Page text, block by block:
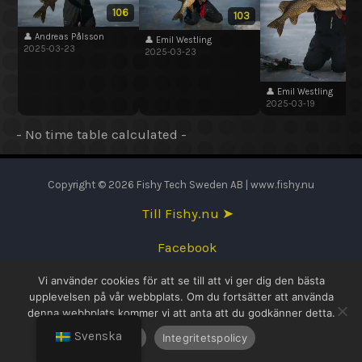
106
👤 Andreas Pålsson
2025-03-23
103
👤 Emil Westling
2025-03-23
👤 Emil Westling
2025-03-19
- No time table calculated -
Copyright © 2026 Fishy Tech Sweden AB | www.fishy.nu
Till Fishy.nu ➤
Facebook
English
Svenska
Svenska
Vi använder cookies för att se till att vi ger dig den bästa
upplevelsen på vår webbplats. Om du fortsätter att använda
denna webbplats kommer vi att anta att du godkänner detta.
Integritetspolicy